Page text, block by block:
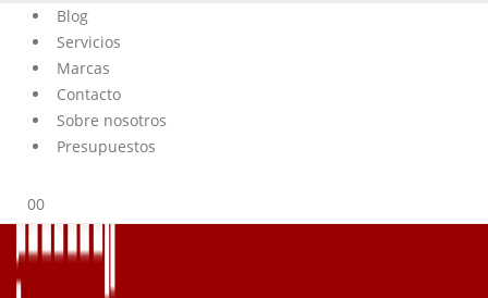
Blog
Servicios
Marcas
Contacto
Sobre nosotros
Presupuestos
00